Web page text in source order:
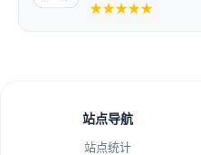
★★★★★
站点导航
站点统计